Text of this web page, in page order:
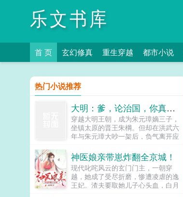
乐文书库
首 页 玄幻修真 重生穿越 都市小说
热门小说推荐
大明：爹，论治国，你真不行
穿越大明王朝，成为朱元璋嫡三子，
坐镇太原的晋王朱棡。但却在洪武六
年与朱元璋大吵一架后，负气离开应
起，朱棡不仅将太原治理的仅仅有
条，更是为大明戍守边塞，大败王保
保，将北元逼入绝境！可便是此时，
一道圣旨入太原，朝中以胡惟庸为首
的大臣弹劾朱棡拥兵自重，有不臣之
神医娘亲带崽炸翻全京城！
现代叱咤风云的玄门门主，一朝穿
越，她成了受尽折磨，惨遭凌虐的逸
王妃。渣夫要取她儿子心头血，白月